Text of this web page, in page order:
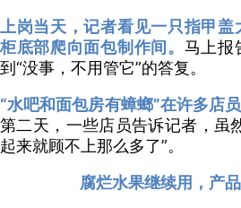
上岗当天，记者看见一只指甲
柜底部爬向面包制作间。 马上报
到“没事，不用管它”的答复。
“水吧和面包房有蟑螂”在许多店员
第二天，一些店员告诉记者，虽
起来就顾不上那么多了”。
腐烂水果继续用，产